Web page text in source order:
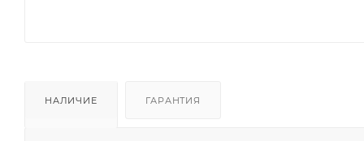
НАЛИЧИЕ ГАРАНТИЯ